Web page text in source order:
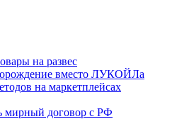
на развес
вместо ЛУКОЙЛа
на маркетплейсах
мирный договор с РФ